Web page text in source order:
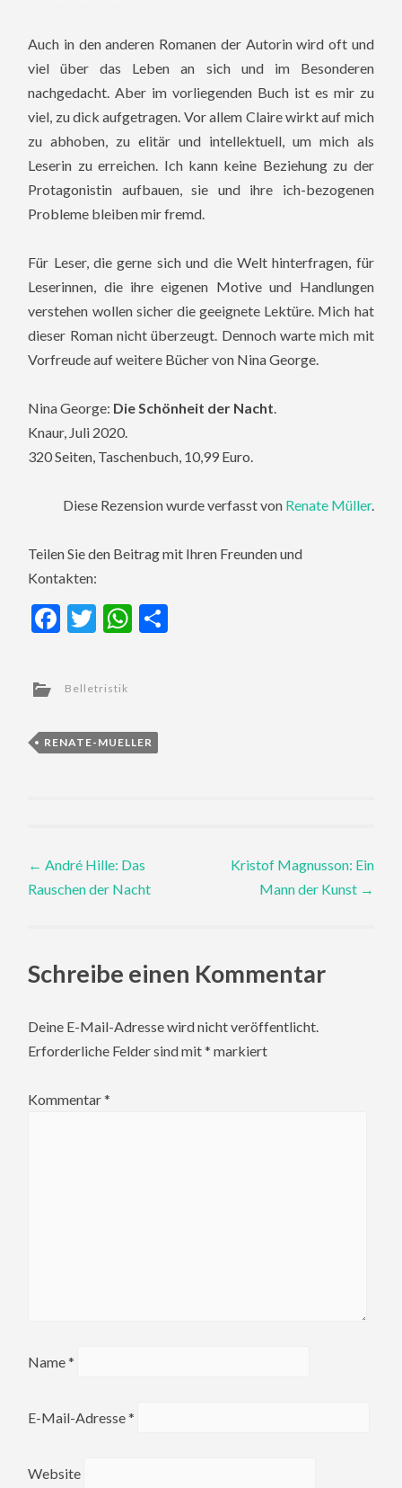
Auch in den anderen Romanen der Autorin wird oft und
viel über das Leben an sich und im Besonderen
nachgedacht. Aber im vorliegenden Buch ist es mir zu
viel, zu dick aufgetragen. Vor allem Claire wirkt auf mich
zu abhoben, zu elitär und intellektuell, um mich als
Leserin zu erreichen. Ich kann keine Beziehung zu der
Protagonistin aufbauen, sie und ihre ich-bezogenen
Probleme bleiben mir fremd.
Für Leser, die gerne sich und die Welt hinterfragen, für
Leserinnen, die ihre eigenen Motive und Handlungen
verstehen wollen sicher die geeignete Lektüre. Mich hat
dieser Roman nicht überzeugt. Dennoch warte mich mit
Vorfreude auf weitere Bücher von Nina George.
Nina George: Die Schönheit der Nacht.
Knaur, Juli 2020.
320 Seiten, Taschenbuch, 10,99 Euro.
Diese Rezension wurde verfasst von Renate Müller.
Teilen Sie den Beitrag mit Ihren Freunden und
Kontakten:
Facebook
TwitterWhatsApp
Belletristik
RENATE-MUELLER
Post
← André Hille: Das
Rauschen der Nacht
Kristof Magnusson: Ein
Mann der Kunst →
Schreibe einen Kommentar
Deine E-Mail-Adresse wird nicht veröffentlicht.
Erforderliche Felder sind mit* markiert
Kommentar*
Name*
E-Mail-Adresse*
Website